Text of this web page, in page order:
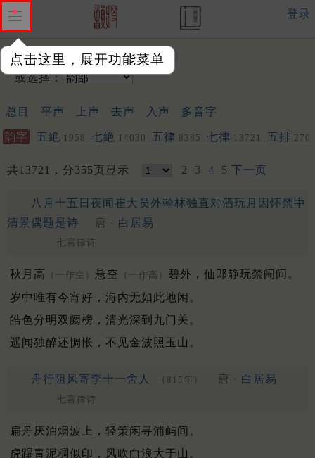
点击这里，展开功能菜单
登录
输入韵字：
或选择：
总目 平声 上声 去声 入声 多音字
韵字 五絶 1958 七絶 14030 五律 8385 七律 13721 五排 270
共13721，分355页显示 2 3 4 5 下一页
八月十五日夜闻崔大员外翰林独直对酒玩月因怀禁中
清景偶题是诗
唐 · 白居易
七言律诗
秋月高 （一作空） 悬空 （一作高） 碧外，仙郎静玩禁闱间。
岁中唯有今宵好，海内无如此地闲。
皓色分明双阙榜，清光深到九门关。
遥闻独醉还惆怅，不见金波照玉山。
舟行阻风寄李十一舍人 （815年） 唐 · 白居易
七言律诗
扁舟厌泊烟波上，轻策闲寻浦屿间。
虎蹋青泥稠似印，风吹白浪大于山。